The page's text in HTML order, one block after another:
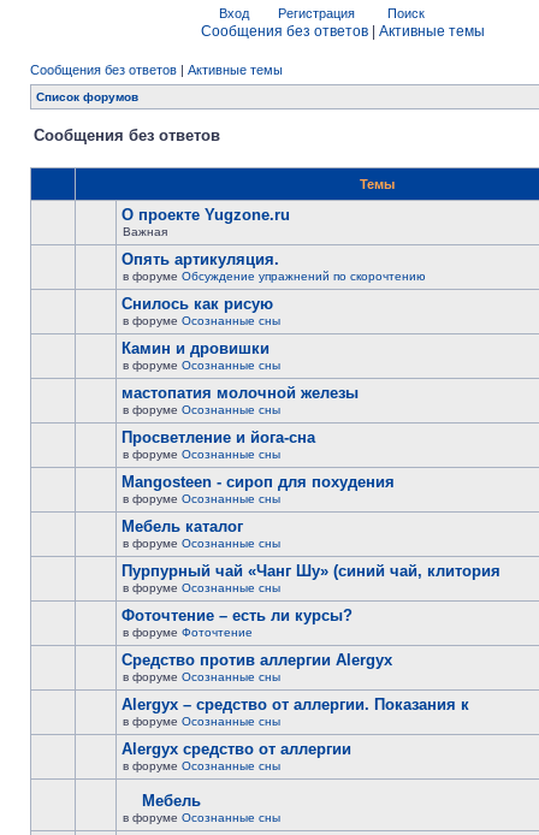
Вход Регистрация Поиск
Сообщения без ответов Активные темы
Сообщения без ответов | Активные темы
Список форумов
Сообщения без ответов
Темы
О проекте Yugzone.ru
Важная
Опять артикуляция.
в форуме Обсуждение упражнений по скорочтению
Снилось как рисую
в форуме Осознанные сны
Камин и дровишки
в форуме Осознанные сны
мастопатия молочной железы
в форуме Осознанные сны
Просветление и йога-сна
в форуме Осознанные сны
Mangosteen - сироп для похудения
в форуме Осознанные сны
Мебель каталог
в форуме Осознанные сны
Пурпурный чай «Чанг Шу» (синий чай, клитория
в форуме Осознанные сны
Фоточтение – есть ли курсы?
в форуме Фоточтение
Cредство против аллергии Alergyx
в форуме Осознанные сны
Alergyx – средство от аллергии. Показания к
в форуме Осознанные сны
Alergyx средство от аллергии
в форуме Осознанные сны
Мебель
в форуме Осознанные сны